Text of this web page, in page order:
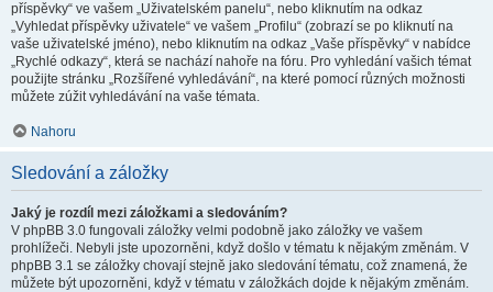
příspěvky“ ve vašem „Uživatelském panelu“, nebo kliknutím na odkaz
„Vyhledat příspěvky uživatele“ ve vašem „Profilu“ (zobrazí se po kliknutí na
vaše uživatelské jméno), nebo kliknutím na odkaz „Vaše příspěvky“ v nabídce
„Rychlé odkazy“, která se nachází nahoře na fóru. Pro vyhledání vašich témat
použijte stránku „Rozšířené vyhledávání“, na které pomocí různých možnosti
můžete zúžit vyhledávání na vaše témata.
Nahoru
Sledování a záložky
Jaký je rozdíl mezi záložkami a sledováním?
V phpBB 3.0 fungovali záložky velmi podobně jako záložky ve vašem
prohlížeči. Nebyli jste upozorněni, když došlo v tématu k nějakým změnám. V
phpBB 3.1 se záložky chovají stejně jako sledování tématu, což znamená, že
můžete být upozorněni, když v tématu v záložkách dojde k nějakým změnám.